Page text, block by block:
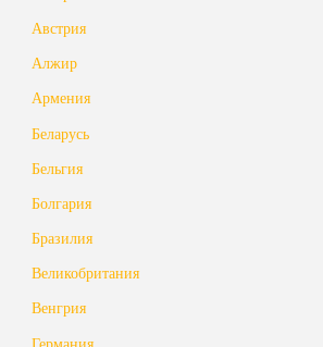
Австрия
Алжир
Армения
Беларусь
Бельгия
Болгария
Бразилия
Великобритания
Венгрия
Германия